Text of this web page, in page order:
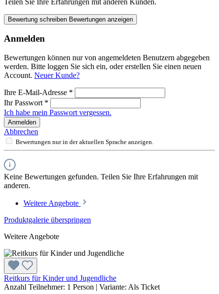
Bewertung schreiben Bewertungen anzeigen
Anmelden
Bewertungen können nur von angemeldeten Benutzern abgegeben
werden. Bitte loggen Sie sich ein, oder erstellen Sie einen neuen
Account. Neuer Kunde?
Ihre E-Mail-Adresse *
Ihr Passwort *
Ich habe mein Passwort vergessen.
Anmelden
Abbrechen
Bewertungen nur in der aktuellen Sprache anzeigen.
Keine Bewertungen gefunden. Teilen Sie Ihre Erfahrungen mit
anderen.
Weitere Angebote
Produktgalerie überspringen
Weitere Angebote
Reitkurs für Kinder und Jugendliche
Anzahl Teilnehmer: 1 Person | Variante: Als Ticket